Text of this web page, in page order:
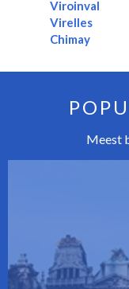
Viroinval
Virelles
Chimay
Meest